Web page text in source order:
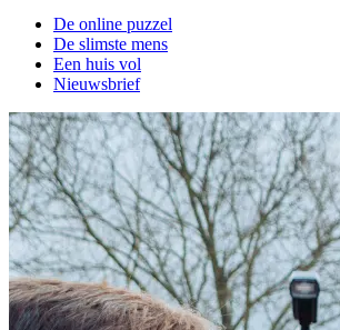
De online puzzel
De slimste mens
Een huis vol
Nieuwsbrief